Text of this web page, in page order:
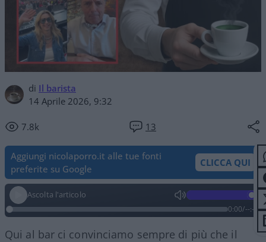
di Il barista
14 Aprile 2026, 9:32
7.8k 13
Aggiungi nicolaporro.it alle tue fonti
preferite su Google
CLICCA QUI
Ascolta l'articolo
0:00/--:--
Qui al bar ci convinciamo sempre di più che il